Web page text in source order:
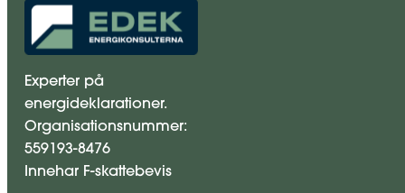
Experter på
energideklarationer.
Organisationsnummer:
559193-8476
Innehar F-skattebevis